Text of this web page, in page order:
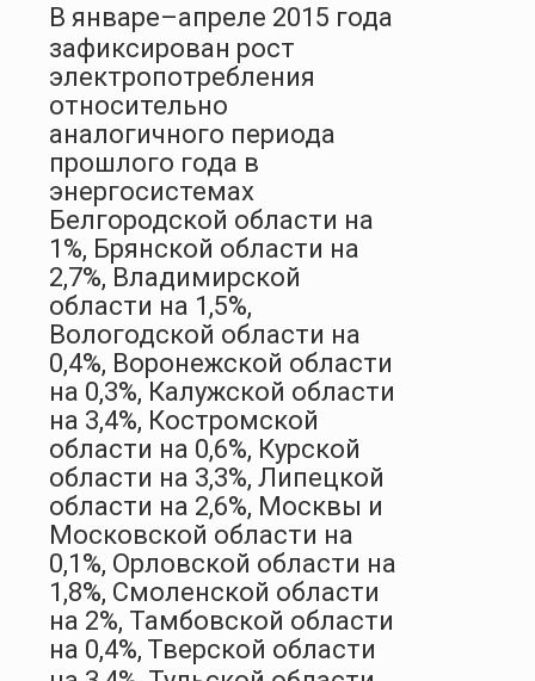
В январе–апреле 2015 года
зафиксирован рост
электропотребления
относительно
аналогичного периода
прошлого года в
энергосистемах
Белгородской области на
1%, Брянской области на
2,7%, Владимирской
области на 1,5%,
Вологодской области на
0,4%, Воронежской области
на 0,3%, Калужской области
на 3,4%, Костромской
области на 0,6%, Курской
области на 3,3%, Липецкой
области на 2,6%, Москвы и
Московской области на
0,1%, Орловской области на
1,8%, Смоленской области
на 2%, Тамбовской области
на 0,4%, Тверской области